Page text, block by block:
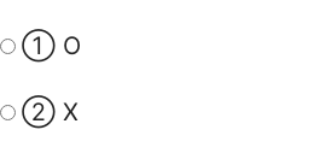
① O
② X